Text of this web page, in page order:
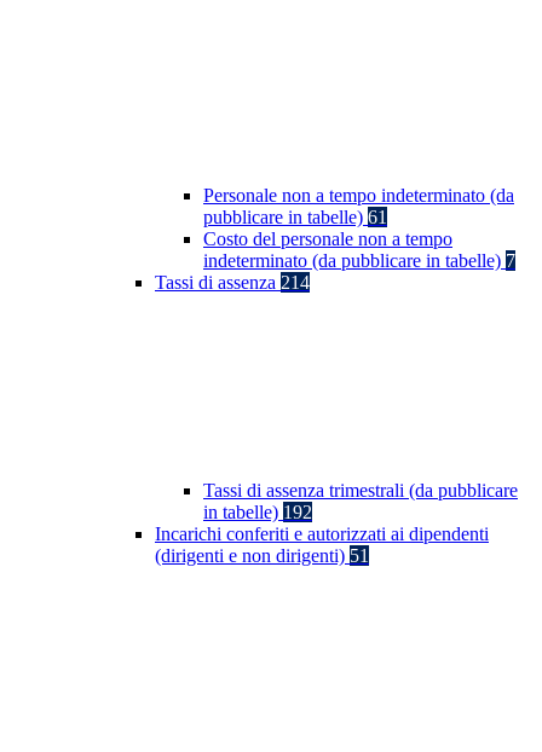
Personale non a tempo indeterminato (da
pubblicare in tabelle) 61
Costo del personale non a tempo
indeterminato (da pubblicare in tabelle) 7
Tassi di assenza 214
Tassi di assenza trimestrali (da pubblicare
in tabelle) 192
Incarichi conferiti e autorizzati ai dipendenti
(dirigenti e non dirigenti) 51